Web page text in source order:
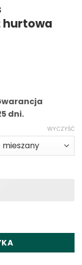
hurtowa
dni.
WYCZYŚĆ
Vape Wholesale